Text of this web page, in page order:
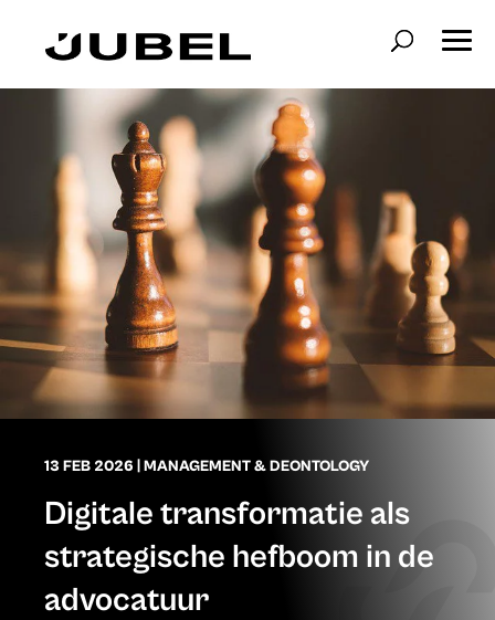
13 FEB 2026 MANAGEMENT & DEONTOLOGY
Digitale transformatie als
strategische hefboom in de
advocatuur